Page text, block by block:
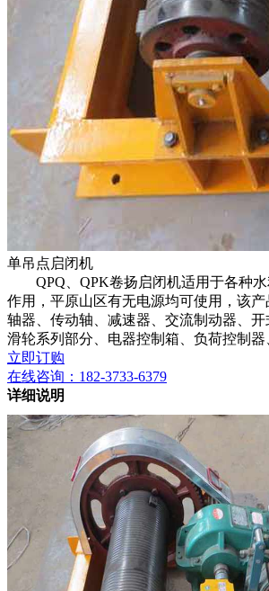
单吊点启闭机
QPQ、QPK卷扬启闭机适用于各种水
作用，平原山区有无电源均可使用，该
轴器、传动轴、减速器、交流制动器、开
滑轮系列部分、电器控制箱、负荷控制
立即订购
在线咨询： 182-3733-6379
详细说明